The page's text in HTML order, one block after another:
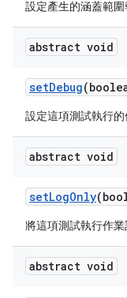
設定產生的涵蓋範圍
abstract void
setDebug
設定這項測試執行的
abstract void
setLogOnly
將這項測試執行作業
abstract void